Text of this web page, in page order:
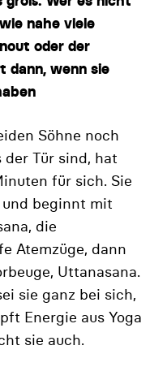
nahe viele
oder der
dann, wenn sie
Söhne noch
Tür sind, hat
für sich. Sie
beginnt mit
die
Atemzüge, dann
Uttanasana.
sie ganz bei sich,
Energie aus Yoga
sie auch.